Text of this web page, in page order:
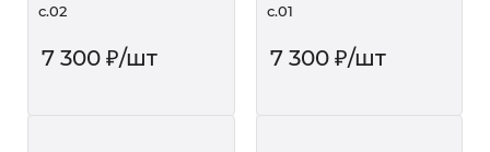
с.02
7 300 ₽/шт
с.01
7 300₽/шт